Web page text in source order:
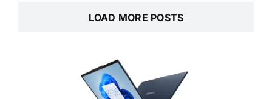
LOAD MORE POSTS